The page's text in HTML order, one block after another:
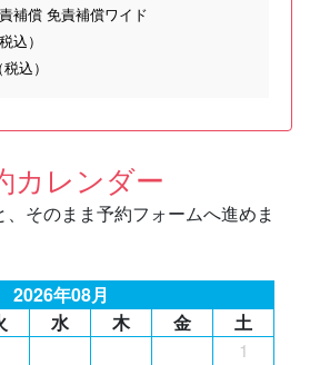
補償 免責補償ワイド
込）
込）
カレンダー
そのまま予約フォームへ進めま
2026年08月
水 木 金
土
1